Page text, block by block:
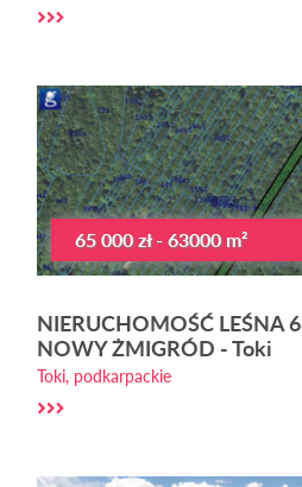
65 000 zł - 63000 m²
NIERUCHOMOŚĆ LEŚNA
NOWY ŻMIGRÓD - Toki
Toki, podkarpackie